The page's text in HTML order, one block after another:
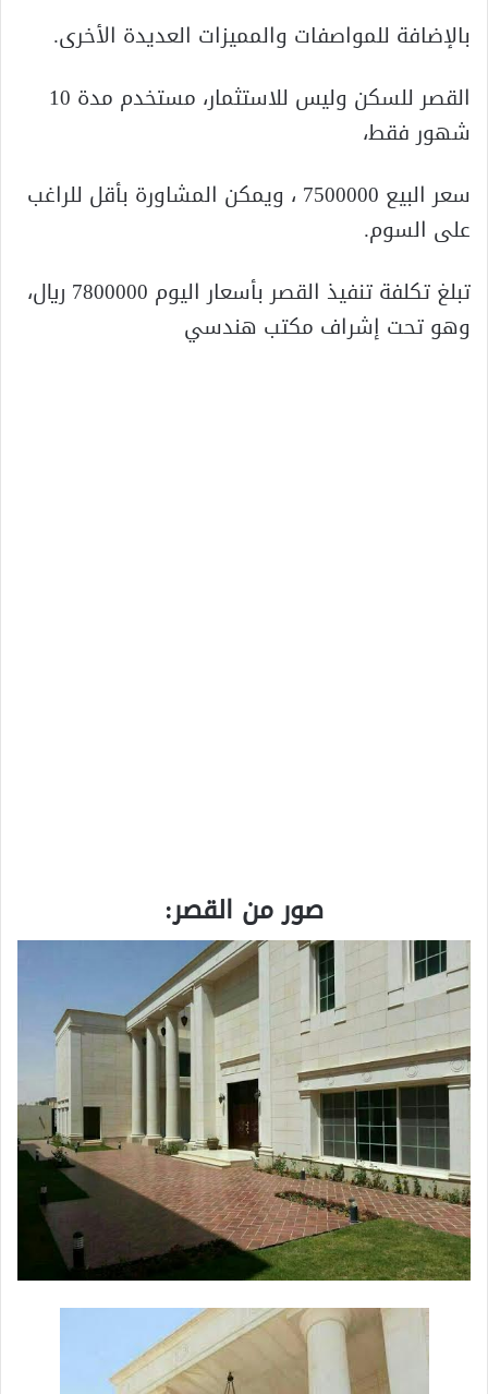
بالإضافة للمواصفات والمميزات العديدة الأخرى.
القصر للسكن وليس للاستثمار، مستخدم مدة 10
شهور فقط،
سعر البيع 7500000 ، ويمكن المشاورة بأقل للراغب
على السوم.
تبلغ تكلفة تنفيذ القصر بأسعار اليوم 7800000 ريال،
وهو تحت إشراف مكتب هندسي
صور من القصر: